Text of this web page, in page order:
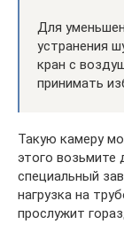
Для
устранения
кран с
принимать
Такую камеру
этого возьмите
специальный
нагрузка на
прослужит